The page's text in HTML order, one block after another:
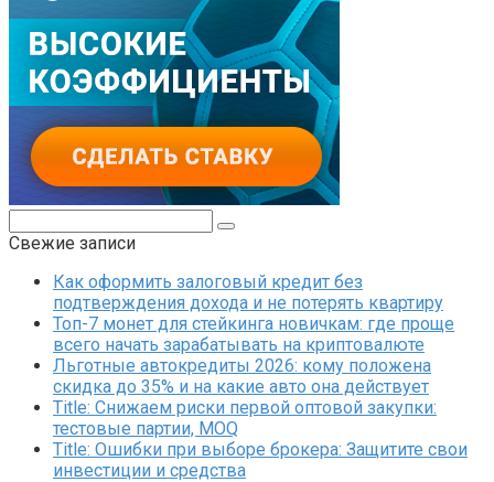
Свежие записи
Как оформить залоговый кредит без
подтверждения дохода и не потерять квартиру
Топ-7 монет для стейкинга новичкам: где проще
всего начать зарабатывать на криптовалюте
Льготные автокредиты 2026: кому положена
скидка до 35% и на какие авто она действует
Title: Снижаем риски первой оптовой закупки:
тестовые партии, MOQ
Title: Ошибки при выборе брокера: Защитите свои
инвестиции и средства